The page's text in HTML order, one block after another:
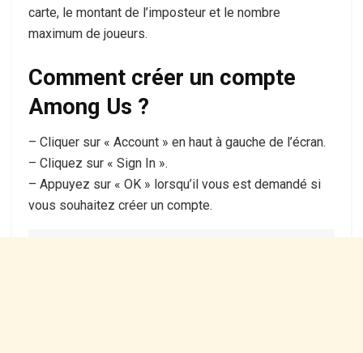
carte, le montant de l’imposteur et le nombre
maximum de joueurs.
Comment créer un compte
Among Us ?
– Cliquer sur « Account » en haut à gauche de l’écran.
– Cliquez sur « Sign In ».
– Appuyez sur « OK » lorsqu’il vous est demandé si
vous souhaitez créer un compte.